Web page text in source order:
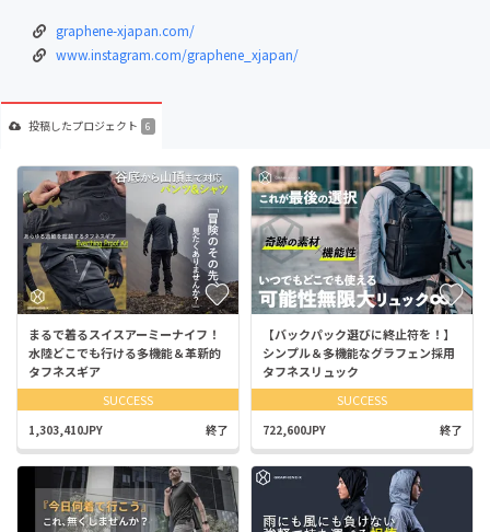
graphene-xjapan.com/
www.instagram.com/graphene_xjapan/
投稿したプロジェクト 6
まるで着るスイスアーミーナイフ！
水陸どこでも行ける多機能＆革新的
タフネスギア
SUCCESS
1,303,410JPY 終了
【バックパック選びに終止符を！】
シンプル＆多機能なグラフェン採用
タフネスリュック
SUCCESS
722,600JPY 終了